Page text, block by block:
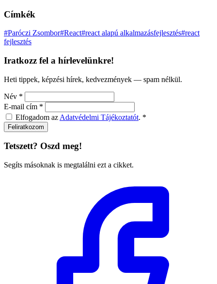
Címkék
#Paróczi Zsombor#React#react alapú alkalmazásfejlesztés#react
fejlesztés
Iratkozz fel a hírlevelünkre!
Heti tippek, képzési hírek, kedvezmények — spam nélkül.
Név *
E-mail cím *
Elfogadom az Adatvédelmi Tájékoztatót. *
Feliratkozom
Tetszett? Oszd meg!
Segíts másoknak is megtalálni ezt a cikket.